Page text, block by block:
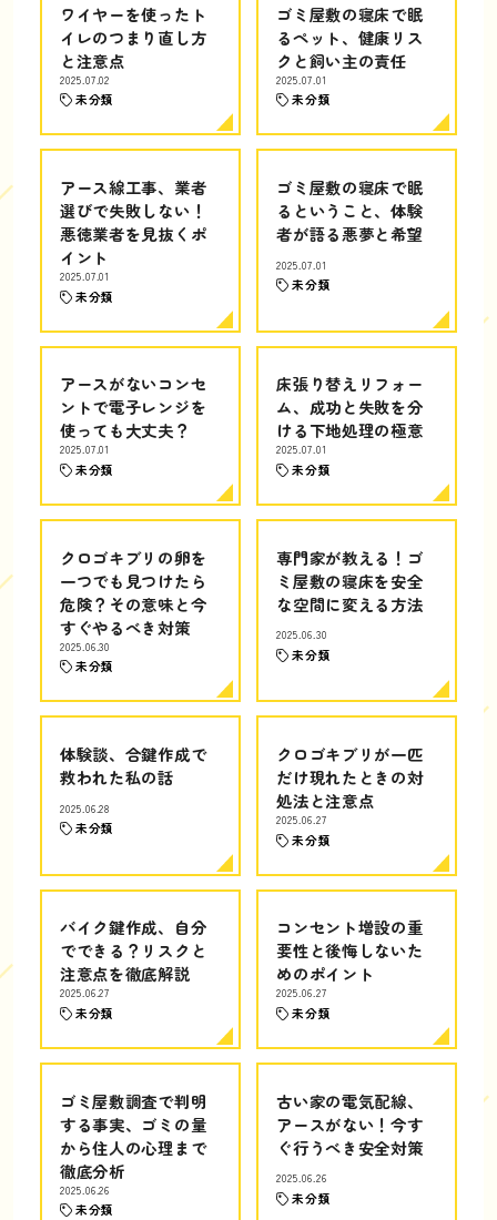
ワイヤーを使ったト
イレのつまり直し方
と注意点
2025.07.02
未分類
ゴミ屋敷の寝床で眠
るペット、健康リス
クと飼い主の責任
2025.07.01
未分類
アース線工事、業者
選びで失敗しない！
悪徳業者を見抜くポ
イント
2025.07.01
未分類
ゴミ屋敷の寝床で眠
るということ、体験
者が語る悪夢と希望
2025.07.01
未分類
アースがないコンセ
ントで電子レンジを
使っても大丈夫？
2025.07.01
未分類
床張り替えリフォー
ム、成功と失敗を分
ける下地処理の極意
2025.07.01
未分類
クロゴキブリの卵を
一つでも見つけたら
危険？その意味と今
すぐやるべき対策
2025.06.30
未分類
専門家が教える！ゴ
ミ屋敷の寝床を安全
な空間に変える方法
2025.06.30
未分類
体験談、合鍵作成で
救われた私の話
2025.06.28
未分類
クロゴキブリが一匹
だけ現れたときの対
処法と注意点
2025.06.27
未分類
バイク鍵作成、自分
でできる？リスクと
注意点を徹底解説
2025.06.27
未分類
コンセント増設の重
要性と後悔しないた
めのポイント
2025.06.27
未分類
ゴミ屋敷調査で判明
する事実、ゴミの量
から住人の心理まで
徹底分析
2025.06.26
未分類
古い家の電気配線、
アースがない！今す
ぐ行うべき安全対策
2025.06.26
未分類